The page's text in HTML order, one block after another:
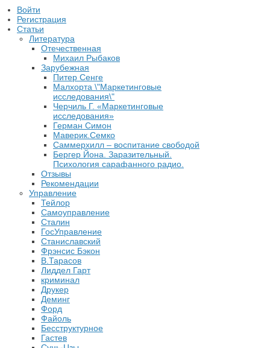
Войти
Регистрация
Статьи
Литература
Отечественная
Михаил Рыбаков
Зарубежная
Питер Сенге
Малхорта \"Маркетинговые
исследования\"
Черчиль Г. «Маркетинговые
исследования»
Герман Симон
Маверик.Семко
Саммерхилл – воспитание свободой
Бергер Йона. Заразительный.
Психология сарафанного радио.
Отзывы
Рекомендации
Управление
Тейлор
Самоуправление
Сталин
ГосУправление
Станиславский
Фрэнсис Бэкон
В.Тарасов
Лиддел Гарт
криминал
Друкер
Деминг
Форд
Файоль
Бесструктурное
Гастев